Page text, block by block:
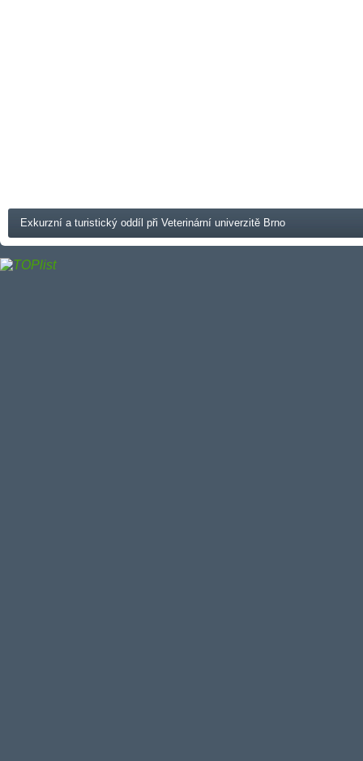
Exkurzní a turistický oddíl při Veterinární univerzitě Brno